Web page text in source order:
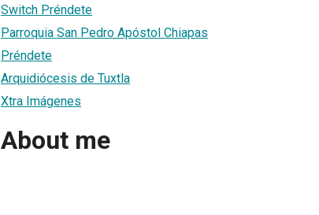
Switch Préndete
Parroquia San Pedro Apóstol Chiapas
Préndete
Arquidiócesis de Tuxtla
Xtra Imágenes
About me